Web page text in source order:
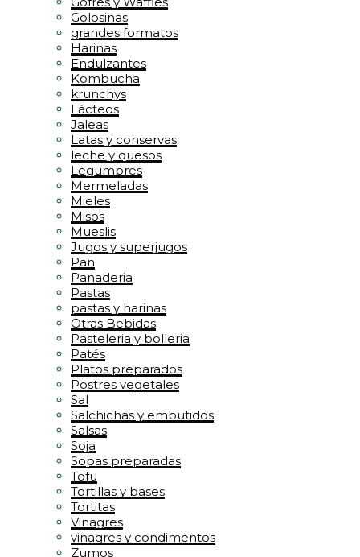
Golosinas
grandes formatos
Harinas
Endulzantes
Kombucha
krunchys
Lácteos
Jaleas
Latas y conservas
leche y quesos
Legumbres
Mermeladas
Mieles
Misos
Mueslis
Jugos y superjugos
Pan
Panaderia
Pastas
pastas y harinas
Otras Bebidas
Pasteleria y bolleria
Patés
Platos preparados
Postres vegetales
Sal
Salchichas y embutidos
Salsas
Soja
Sopas preparadas
Tofu
Tortillas y bases
Tortitas
Vinagres
vinagres y condimentos
Zumos